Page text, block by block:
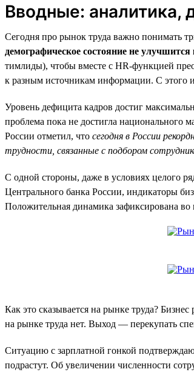
Вводные: аналитика,
Сегодня про рынок труда важно понимать
демографическое состояние не
тимлиды), чтобы вместе с HR-функцией
к разным источникам информации. С этого
Уровень дефицита кадров достиг
проблема пока не достигла
России отметил, что сегодня в России
трудности, связанные с подбором
С одной стороны, даже в условиях целого
Центрального банка России, индикаторы
Положительная динамика зафиксирована
Как это сказывается на рынке труда?
на рынке труда нет. Выход — перекупать
Ситуацию с зарплатной гонкой
подрастут. Об увеличении численности